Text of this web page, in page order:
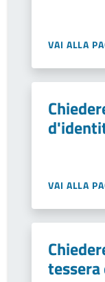
VAI ALLA
VAI ALLA